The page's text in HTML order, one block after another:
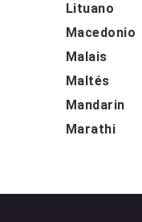
Lituano
Macedonio
Malais
Maltés
Mandarin
Marathi